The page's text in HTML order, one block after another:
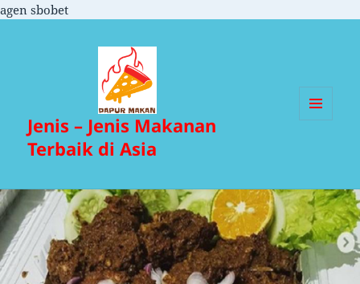
agen sbobet
Jenis – Jenis Makanan
Terbaik di Asia